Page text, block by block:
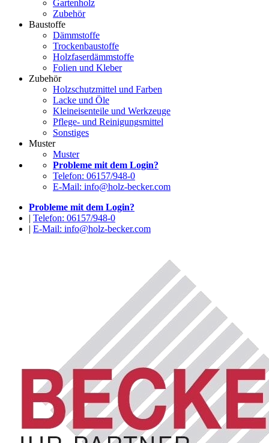
Gartenholz
Zubehör
Baustoffe
Dämmstoffe
Trockenbaustoffe
Holzfaserdämmstoffe
Folien und Kleber
Zubehör
Holzschutzmittel und Farben
Lacke und Öle
Kleineisenteile und Werkzeuge
Pflege- und Reinigungsmittel
Sonstiges
Muster
Muster
Probleme mit dem Login?
Telefon: 06157/948-0
E-Mail: info@holz-becker.com
Probleme mit dem Login?
| Telefon: 06157/948-0
| E-Mail: info@holz-becker.com